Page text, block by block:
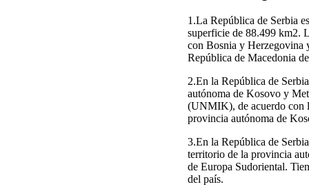
1.La República de Serbia
superficie de 88.499 km2.
con Bosnia y Herzegovina
República de Macedonia
2.En la República de
autónoma de Kosovo y
(UNMIK), de acuerdo con
provincia autónoma de
3.En la República de
territorio de la provincia
de Europa Sudoriental.
del país.